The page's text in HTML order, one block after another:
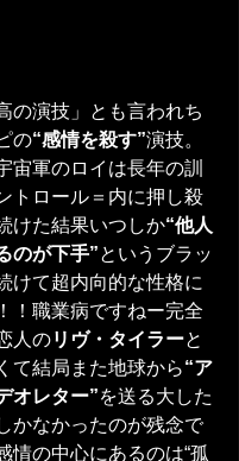
の演技」とも言われち
の“感情を殺す”演技。
宙軍のロイは長年の訓
トロール＝内に押し殺
けた結果いつしか“他人
のが下手”というブラッ
けて超内向的な性格に
！職業病ですねー完全
人のリヴ・タイラーと
て結局また地球から“ア
オレター”を送る大した
かなかったのが残念で
情の中心にあるのは“孤